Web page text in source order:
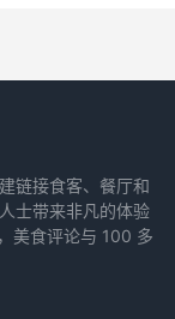
链接食客、餐厅和
士带来非凡的体验
美食评论与 100 多